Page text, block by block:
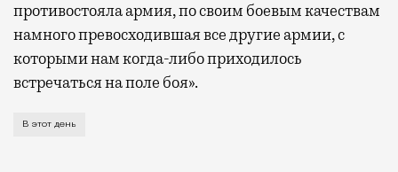
противостояла армия, по своим боевым качествам
намного превосходившая все другие армии, с
которыми нам когда-либо приходилось
встречаться на поле боя».
Восемьдесят лет назад, 12 августа 1941 года,
В этот день